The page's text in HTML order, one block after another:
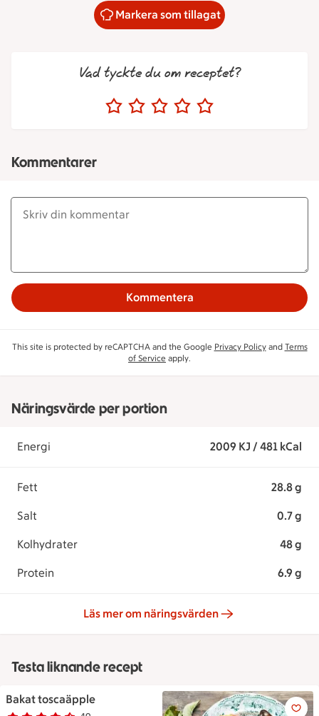
Markera som tillagat
Vad tyckte du om receptet?
Kommentarer
Kommentera
This site is protected by reCAPTCHA and the Google Privacy Policyand Terms
of Service apply.
Näringsvärde per portion
Energi 2009 KJ / 481 kCal
Fett 28.8 g
Salt 0.7 g
Kolhydrater 48 g
Protein 6.9 g
Läs mer om näringsvärden
Testa liknande recept
Bakat toscaäpple
Bakat toscaäpple